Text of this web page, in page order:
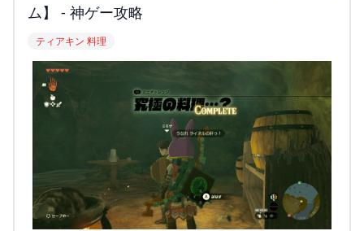
ティアキン 攻略
ム】 - 神ゲー攻略
ティアキン 料理